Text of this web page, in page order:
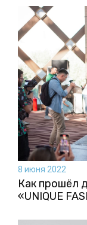
8 июня 2022
Как прошёл
«UNIQUE